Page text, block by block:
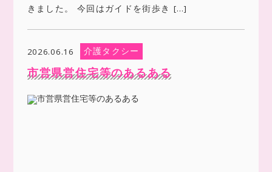
きました。 今回はガイドを街歩き […]
2026.06.16 介護タクシー
市営県営住宅等のあるある